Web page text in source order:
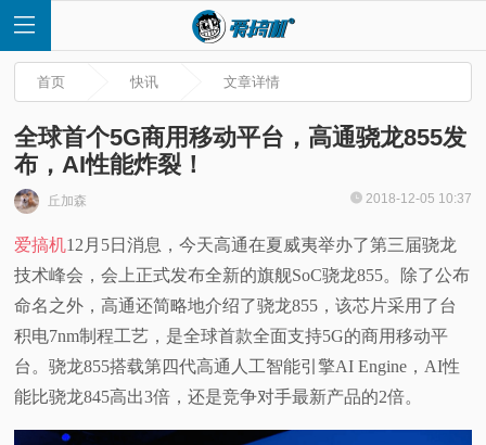
首
页
快
讯
首页 快讯 文章详情
全球首个5G商用移动平台，高通骁龙855发
布，AI性能炸裂！
丘加森 2018-12-05 10:37
爱搞机12月5日消息，今天高通在夏威夷举办了第三届骁龙
技术峰会，会上正式发布全新的旗舰SoC骁龙855。除了公布
命名之外，高通还简略地介绍了骁龙855，该芯片采用了台
积电7nm制程工艺，是全球首款全面支持5G的商用移动平
台。骁龙855搭载第四代高通人工智能引擎AI Engine，AI性
能比骁龙845高出3倍，还是竞争对手最新产品的2倍。